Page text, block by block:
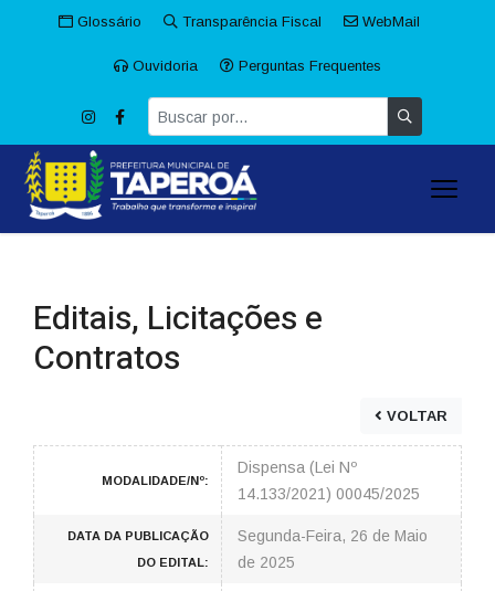
Glossário Transparência Fiscal WebMail
Ouvidoria Perguntas Frequentes
Editais, Licitações e
Contratos
VOLTAR
MODALIDADE/Nº:
Dispensa (Lei Nº
14.133/2021) 00045/2025
DATA DA PUBLICAÇÃO
DO EDITAL:
Segunda-Feira, 26 de Maio
de 2025